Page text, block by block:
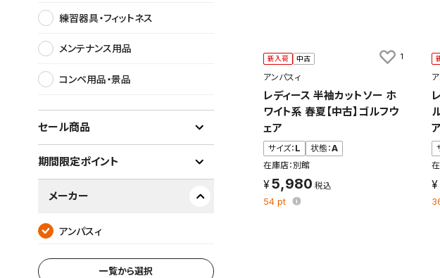
新入荷 中古
アンパスィ
レディース 半袖カットソー ホ
ワイト系 春夏【中古】ゴルフウ
ェア
サイズ： L 状態：A
在庫店：別館
5,980
54 pt
1
ア
練習器具・フィットネス
メンテナンス用品
コンペ用品・景品
セール商品
期間限定ポイント
メーカー
アンパスィ
一覧から選択